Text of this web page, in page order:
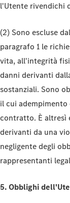
l'Utente rivendichi
(2) Sono escluse
paragrafo 1 le
vita, all'integrità
danni derivanti
sostanziali. Sono
il cui
contratto. È altresì
derivanti da una
negligente degli
rappresentanti
5. Obblighi